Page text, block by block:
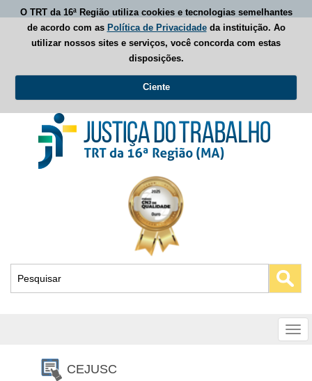
O TRT da 16ª Região utiliza cookies e tecnologias semelhantes
de acordo com as Política de Privacidadeda instituição. Ao
utilizar nossos sites e serviços, você concorda com estas
disposições.
Ciente
CEJUSC